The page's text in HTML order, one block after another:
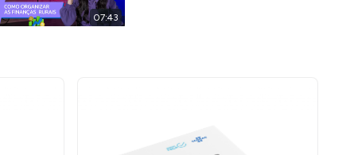
07:43